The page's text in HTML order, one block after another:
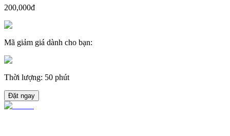
200,000đ
Mã giảm giá dành cho bạn:
Thời lượng: 50 phút
Đặt ngay